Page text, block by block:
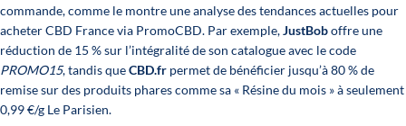
commande, comme le montre une analyse des tendances actuelles pour
acheter CBD Francevia PromoCBD. Par exemple,JustBoboffre une
réduction de 15 % sur l’intégralité de son catalogue avec le code
PROMO15, tandis queCBD.fr permet de bénéficier jusqu’à 80 % de
remise sur des produits phares comme sa « Résine du mois » à seulement
0,99 €/g Le Parisien.